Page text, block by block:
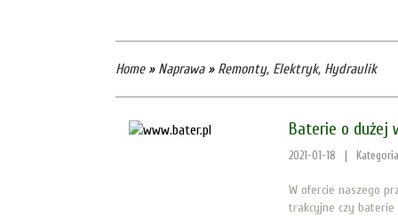
Home» Naprawa» Remonty, Elektryk, Hydraulik
Baterie o dużej
2021-01-18
W ofercie naszego
trakcyjne czy baterie